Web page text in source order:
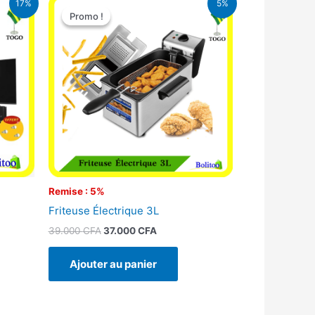
17% 5%
Promo !
Remise : 5%
Promo !
Friteuse Électrique 3L
39.000CFA
initial
était :
39.000 CFA.
37.000CFA
est :
37.000 CFA.
Ajouter au panier